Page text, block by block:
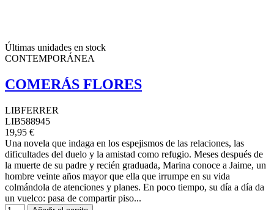
Últimas unidades en stock
CONTEMPORÁNEA
COMERÁS FLORES
LIBFERRER
LIB588945
19,95 €
Una novela que indaga en los espejismos de las relaciones, las
dificultades del duelo y la amistad como refugio. Meses después de
la muerte de su padre y recién graduada, Marina conoce a Jaime, un
hombre veinte años mayor que ella que irrumpe en su vida
colmándola de atenciones y planes. En poco tiempo, su día a día da
un vuelco: pasa de compartir piso...